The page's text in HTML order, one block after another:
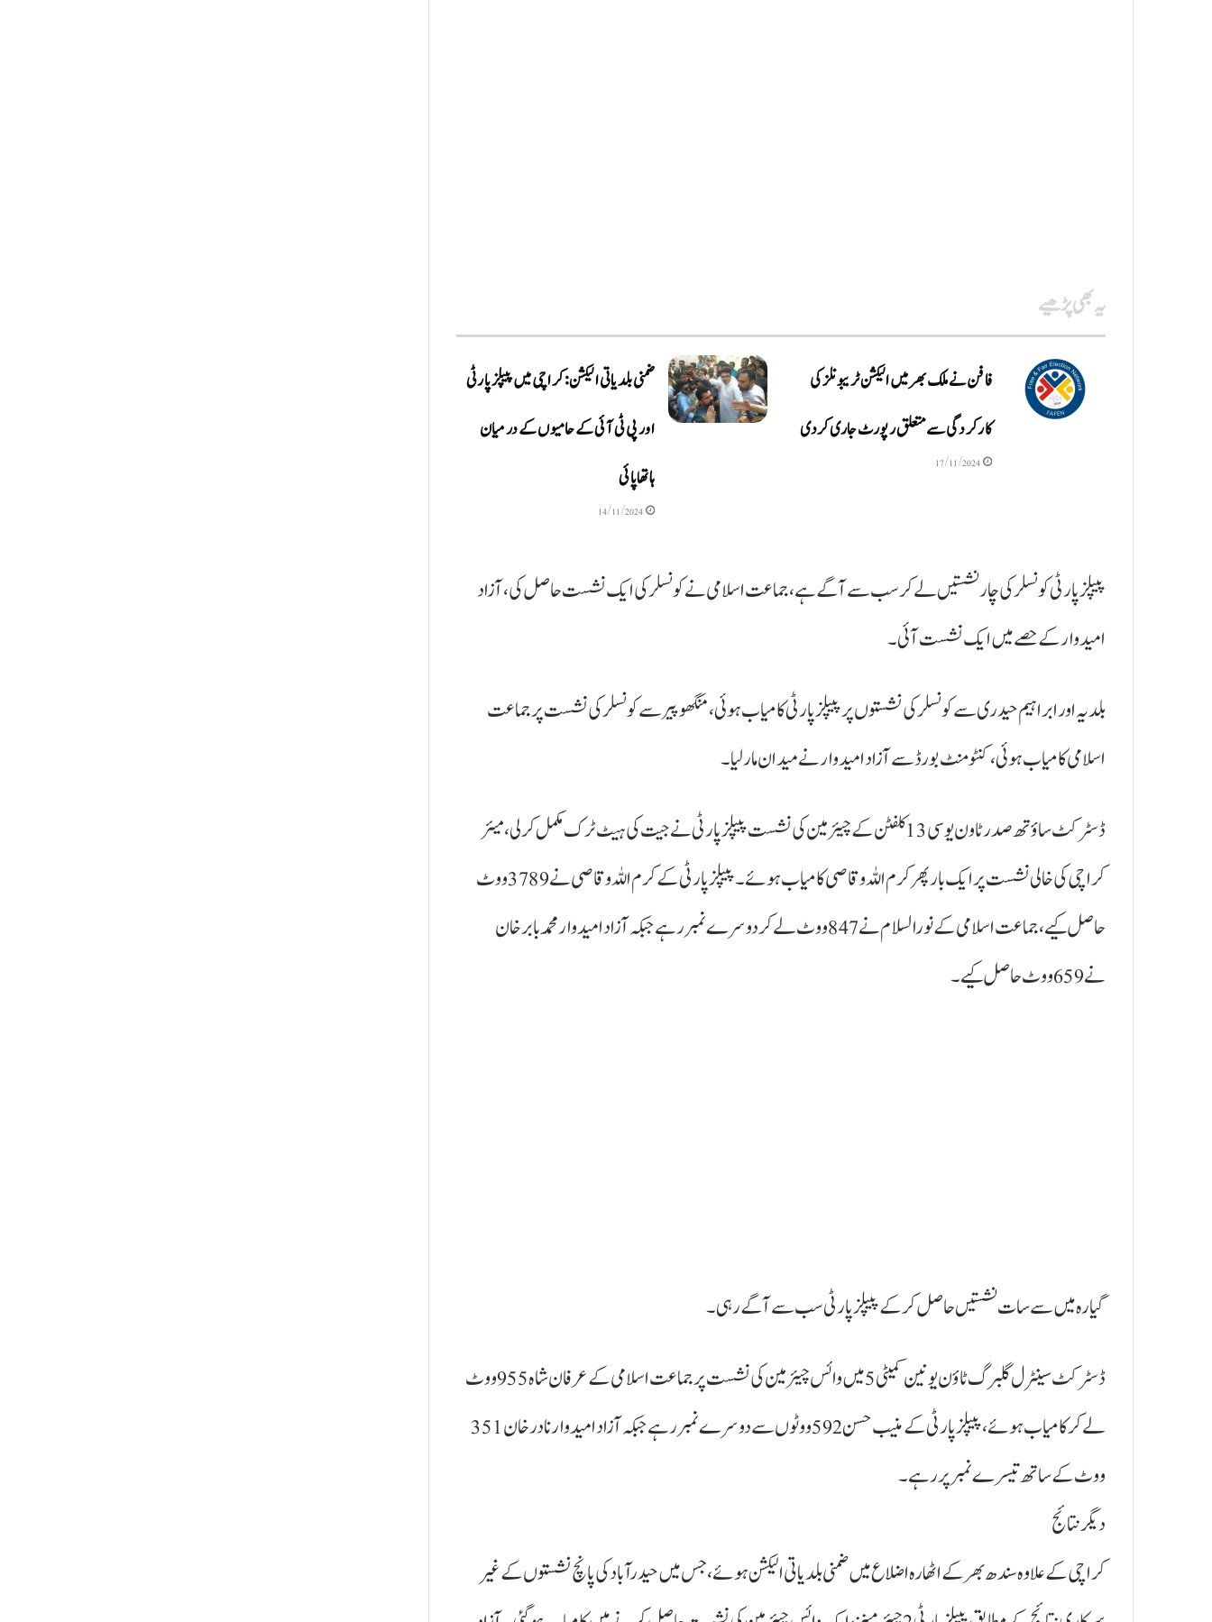
یہ بھی پڑھیے
فافن نے ملک بھر میں الیکشن ٹریبونلز کی
کارکردگی سے متعلق رپورٹ جاری کردی
17/11/2024
ضمنی بلدیاتی الیکشن: کراچی میں پیپلز پارٹی
اور پی ٹی آئی کے حامیوں کے درمیان
ہاتھاپائی
14/11/2024
پیپلز پارٹی کونسلر کی چار نشستیں لے کر سب سے آگے ہے، جماعت اسلامی نے کونسلر کی ایک نشست حاصل کی، آزاد
امیدوار کے حصے میں ایک نشست آئی۔
بلدیہ اور ابراہیم حیدری سے کونسلر کی نشستوں پر پیپلز پارٹی کامیاب ہوئی، منگھوپیر سے کونسلر کی نشست پر جماعت
اسلامی کامیاب ہوئی، کنٹومنٹ بورڈ سے آزاد امیدوار نے میدان مارلیا۔
ڈسٹرکٹ ساؤتھ صدر ٹاون یوسی 13 کلفٹن کے چیئرمین کی نشست پیپلز پارٹی نے جیت کی ہیٹ ٹرک مکمل کرلی، میئر
کراچی کی خالی نشست پر ایک بار پھر کرم اللہ وقاصی کامیاب ہوئے۔ پیپلز پارٹی کے کرم اللہ وقاصی نے 3789 ووٹ
حاصل کیے، جماعت اسلامی کے نورالسلام نے 847 ووٹ لے کر دوسرے نمبر رہے جبکہ آزاد امیدوار محمد بابر خان
نے 659 ووٹ حاصل کیے۔
گیارہ میں سے سات نشستیں حاصل کرکے پیپلز پارٹی سب سے آگے رہی۔
ڈسٹرکٹ سینٹرل گلبرگ ٹاؤن یونین کمیٹی 5 میں وائس چیئرمین کی نشست پر جماعت اسلامی کے عرفان شاہ 955 ووٹ
لے کر کامیاب ہوئے، پیپلز پارٹی کے منیب حسن 592 ووٹوں سے دوسرے نمبر رہے جبکہ آزاد امیدوار نادر خان 351
ووٹ کے ساتھ تیسرے نمبر پر رہے۔
دیگر نتائج
کراچی کے علاوہ سندھ بھر کے اٹھارہ اضلاع میں ضمنی بلدیاتی الیکشن ہوئے، جس میں حیدرآباد کی پانچ نشستوں کے غیر